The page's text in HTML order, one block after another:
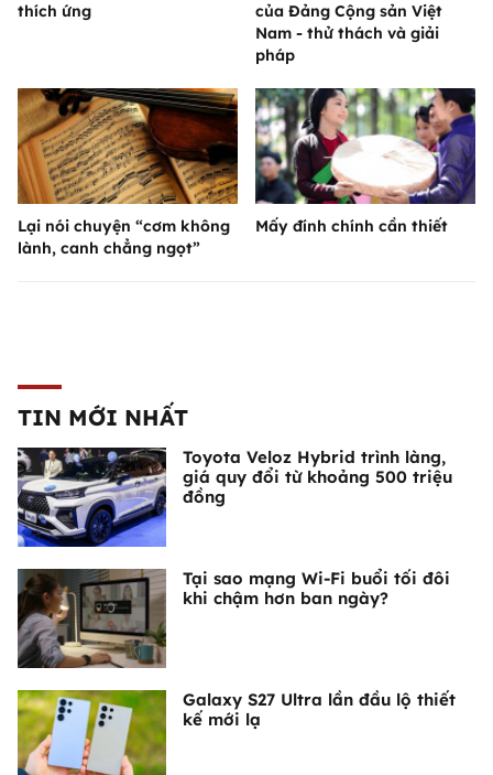
thích ứng
của Đảng Cộng sản Việt
Nam - thử thách và giải
pháp
Lại nói chuyện “cơm không
lành, canh chẳng ngọt”
Mấy đính chính cần thiết
TIN MỚI NHẤT
Toyota Veloz Hybrid trình làng,
giá quy đổi từ khoảng 500 triệu
đồng
Tại sao mạng Wi-Fi buổi tối đôi
khi chậm hơn ban ngày?
Galaxy S27 Ultra lần đầu lộ thiết
kế mới lạ